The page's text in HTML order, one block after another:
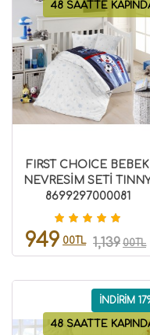
48 SAATTE
FIRST CHOICE BEBEK
NEVRESİM SETİ
8699297000081
949 00TL 1,139 00TL
48 SAATTE
İNDİRİM